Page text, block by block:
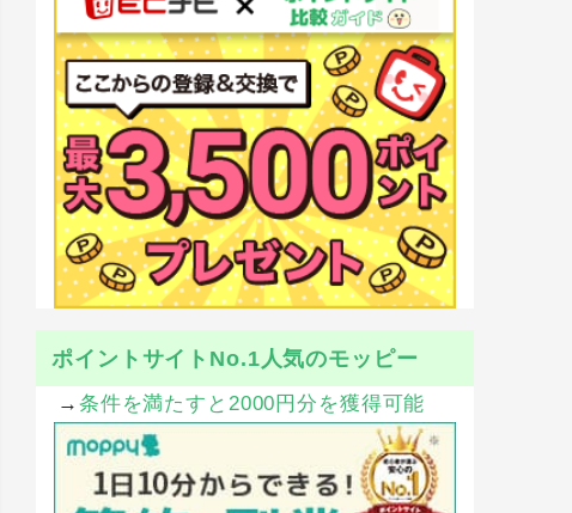
ポイントサイトNo.1人気のモッピー
→ 条件を満たすと2000円分を獲得可能